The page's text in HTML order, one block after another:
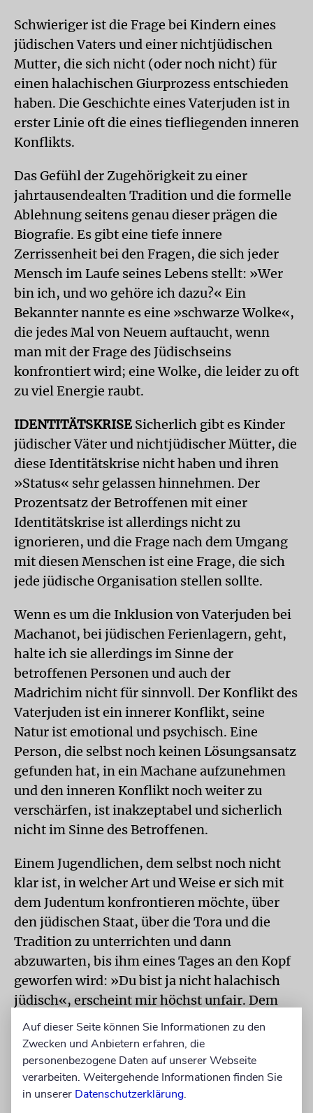
Schwieriger ist die Frage bei Kindern eines
jüdischen Vaters und einer nichtjüdischen
Mutter, die sich nicht (oder noch nicht) für
einen halachischen Giurprozess entschieden
haben. Die Geschichte eines Vaterjuden ist in
erster Linie oft die eines tiefliegenden inneren
Konflikts.
Das Gefühl der Zugehörigkeit zu einer
jahrtausendealten Tradition und die formelle
Ablehnung seitens genau dieser prägen die
Biografie. Es gibt eine tiefe innere
Zerrissenheit bei den Fragen, die sich jeder
Mensch im Laufe seines Lebens stellt: »Wer
bin ich, und wo gehöre ich dazu?« Ein
Bekannter nannte es eine »schwarze Wolke«,
die jedes Mal von Neuem auftaucht, wenn
man mit der Frage des Jüdischseins
konfrontiert wird; eine Wolke, die leider zu oft
zu viel Energie raubt.
IDENTITÄTSKRISE Sicherlich gibt es Kinder
jüdischer Väter und nichtjüdischer Mütter, die
diese Identitätskrise nicht haben und ihren
»Status« sehr gelassen hinnehmen. Der
Prozentsatz der Betroffenen mit einer
Identitätskrise ist allerdings nicht zu
ignorieren, und die Frage nach dem Umgang
mit diesen Menschen ist eine Frage, die sich
jede jüdische Organisation stellen sollte.
Wenn es um die Inklusion von Vaterjuden bei
Machanot, bei jüdischen Ferienlagern, geht,
halte ich sie allerdings im Sinne der
betroffenen Personen und auch der
Madrichim nicht für sinnvoll. Der Konflikt des
Vaterjuden ist ein innerer Konflikt, seine
Natur ist emotional und psychisch. Eine
Person, die selbst noch keinen Lösungsansatz
gefunden hat, in ein Machane aufzunehmen
und den inneren Konflikt noch weiter zu
verschärfen, ist inakzeptabel und sicherlich
nicht im Sinne des Betroffenen.
Einem Jugendlichen, dem selbst noch nicht
klar ist, in welcher Art und Weise er sich mit
dem Judentum konfrontieren möchte, über
den jüdischen Staat, über die Tora und die
Tradition zu unterrichten und dann
abzuwarten, bis ihm eines Tages an den Kopf
geworfen wird: »Du bist ja nicht halachisch
jüdisch«, erscheint mir höchst unfair. Dem
Jugendlichen vorzuheucheln, dass er oder sie
angeblich jüdisch ist, ist ebenfalls keine
Option, die ein halbwegs ehrlicher Madrich
wählen würde.
Auf dieser Seite können Sie Informationen zu den
Zwecken und Anbietern erfahren, die
personenbezogene Daten auf unserer Webseite
verarbeiten. Weitergehende Informationen finden Sie
in unserer Datenschutzerklärung.